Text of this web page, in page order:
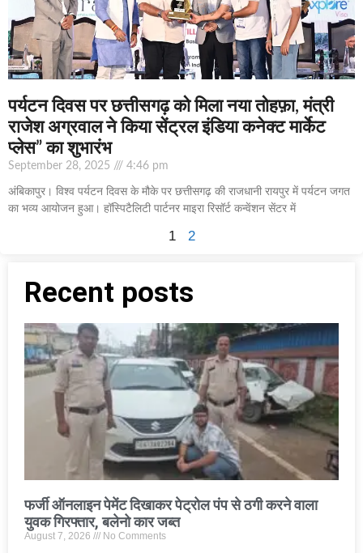
पर्यटन दिवस पर छत्तीसगढ़ को मिला नया तोहफ़ा, मंत्री
राजेश अग्रवाल ने किया सेंट्रल इंडिया कनेक्ट मार्केट
प्लेस” का शुभारंभ
September 28, 2025 4:46 pm
अंबिकापुर। विश्व पर्यटन दिवस के मौके पर छत्तीसगढ़ की राजधानी रायपुर में पर्यटन जगत
का भव्य आयोजन हुआ। हॉस्पिटैलिटी पार्टनर माइरा रिसॉर्ट कन्वेंशन सेंटर में
1 2
Recent posts
फर्जी ऑनलाइन पेमेंट दिखाकर पेट्रोल पंप से ठगी करने वाला
युवक गिरफ्तार, बलेनो कार जब्त
August 7, 2026 No Comments